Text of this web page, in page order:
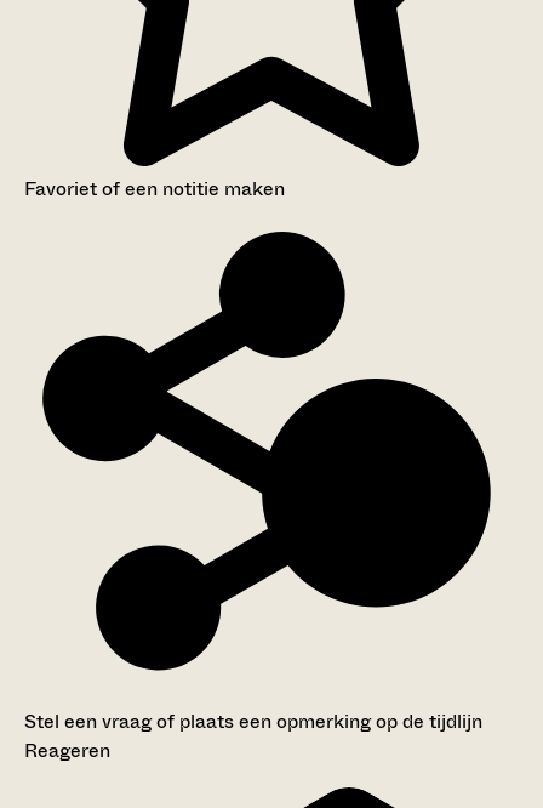
Favoriet of een notitie maken
Stel een vraag of plaats een opmerking op de tijdlijn
Reageren